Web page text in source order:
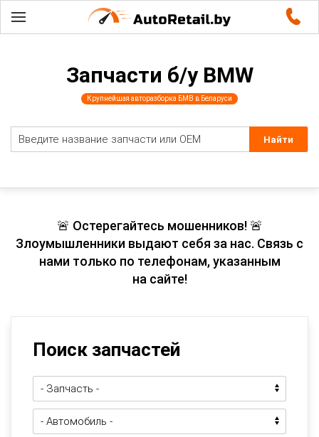
Запчасти б/у BMW
Крупнейшая авторазборка БМВ в Беларуси
🚨 Остерегайтесь мошенников! 🚨
Злоумышленники выдают себя за нас. Связь с
нами только по телефонам, указанным
на сайте!
Поиск запчастей